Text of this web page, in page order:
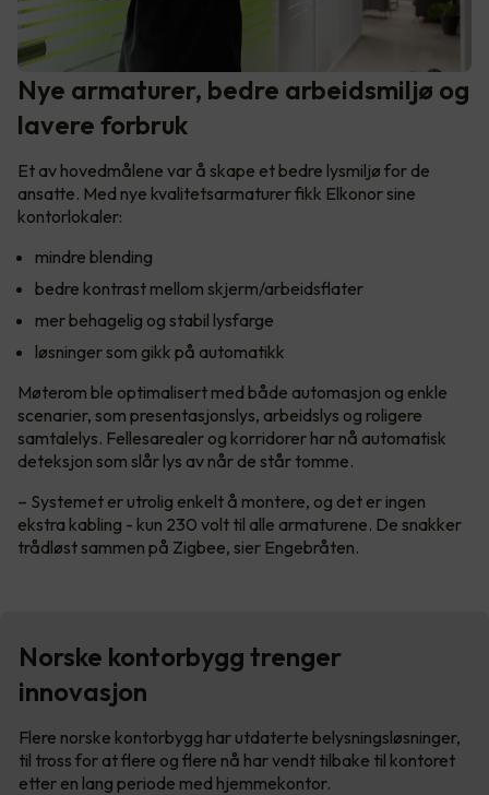
Nye armaturer, bedre arbeidsmiljø og
lavere forbruk
Et av hovedmålene var å skape et bedre lysmiljø for de
ansatte. Med nye kvalitetsarmaturer fikk Elkonor sine
kontorlokaler:
mindre blending
bedre kontrast mellom skjerm/arbeidsflater
mer behagelig og stabil lysfarge
løsninger som gikk på automatikk
Møterom ble optimalisert med både automasjon og enkle
scenarier, som presentasjonslys, arbeidslys og roligere
samtalelys. Fellesarealer og korridorer har nå automatisk
deteksjon som slår lys av når de står tomme.
– Systemet er utrolig enkelt å montere, og det er ingen
ekstra kabling - kun 230 volt til alle armaturene. De snakker
trådløst sammen på Zigbee, sier Engebråten.
Norske kontorbygg trenger
innovasjon
Flere norske kontorbygg har utdaterte belysningsløsninger,
til tross for at flere og flere nå har vendt tilbake til kontoret
etter en lang periode med hjemmekontor.